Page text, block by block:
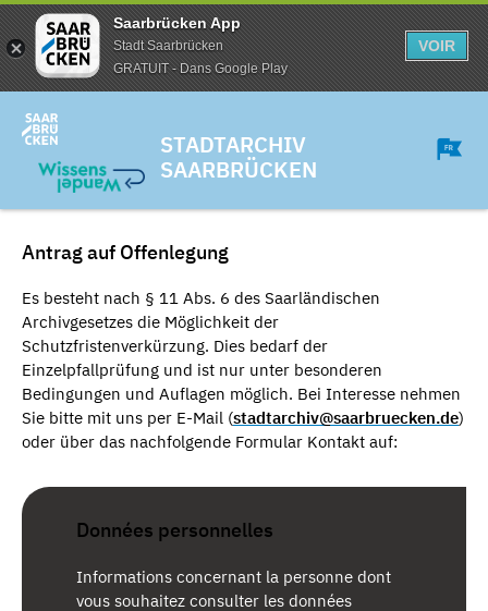
Saarbrücken App
Stadt Saarbrücken
GRATUIT - Dans Google Play
VOIR
STADTARCHIV
SAARBRÜCKEN
Antrag auf Offenlegung
Es besteht nach § 11 Abs. 6 des Saarländischen
Archivgesetzes die Möglichkeit der
Schutzfristenverkürzung. Dies bedarf der
Einzelpfallprüfung und ist nur unter besonderen
Bedingungen und Auflagen möglich. Bei Interesse nehmen
Sie bitte mit uns per E-Mail (stadtarchiv@saarbruecken.de)
oder über das nachfolgende Formular Kontakt auf:
Données personnelles
Informations concernant la personne dont
vous souhaitez consulter les données